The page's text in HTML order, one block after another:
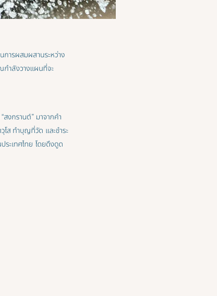
การผสมผสานระหว่าง
กำลังวางแผนที่จะ
สงกรานต์” มาจากคำ
โส ทำบุญที่วัด และชำระ
ระเทศไทย โดยดึงดูด